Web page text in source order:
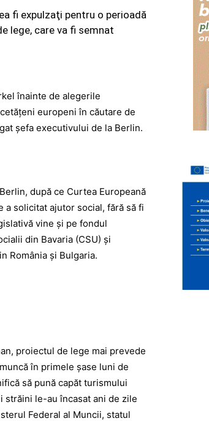
fi expulzaţi pentru o perioadă
lege, care va fi semnat
înainte de alegerile
europeni în căutare de
şefa executivului de la Berlin.
după ce Curtea Europeană
solicitat ajutor social, fără să fi
vine şi pe fondul
din Bavaria (CSU) şi
România şi Bulgaria.
proiectul de lege mai prevede
în primele şase luni de
să pună capăt turismului
le-au încasat ani de zile
Federal al Muncii, statul